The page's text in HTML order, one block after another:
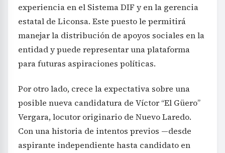
experiencia en el Sistema DIF y en la gerencia
estatal de Liconsa. Este puesto le permitirá
manejar la distribución de apoyos sociales en la
entidad y puede representar una plataforma
para futuras aspiraciones políticas.
Por otro lado, crece la expectativa sobre una
posible nueva candidatura de Víctor “El Güero”
Vergara, locutor originario de Nuevo Laredo.
Con una historia de intentos previos —desde
aspirante independiente hasta candidato en